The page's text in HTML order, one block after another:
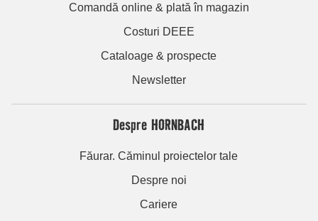
Comandă online & plată în magazin
Costuri DEEE
Cataloage & prospecte
Newsletter
Despre HORNBACH
Făurar. Căminul proiectelor tale
Despre noi
Cariere